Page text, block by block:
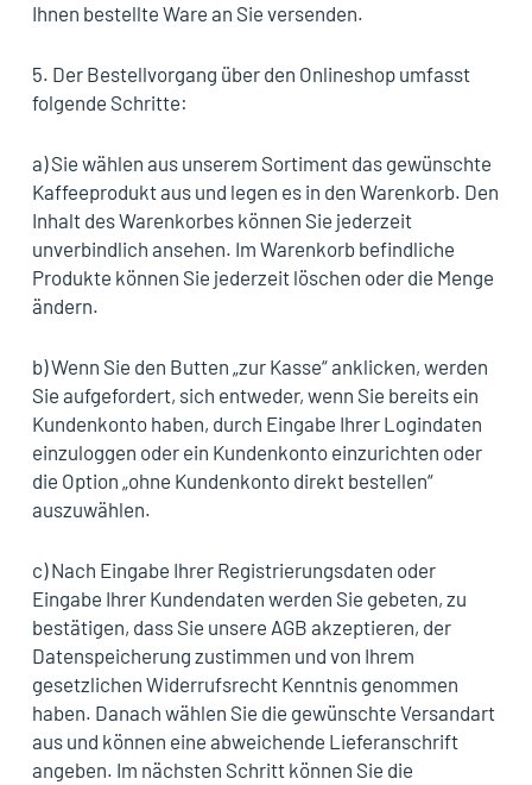
Ihnen bestellte Ware an Sie versenden.
5. Der Bestellvorgang über den Onlineshop umfasst
folgende Schritte:
a) Sie wählen aus unserem Sortiment das gewünschte
Kaffeeprodukt aus und legen es in den Warenkorb. Den
Inhalt des Warenkorbes können Sie jederzeit
unverbindlich ansehen. Im Warenkorb befindliche
Produkte können Sie jederzeit löschen oder die Menge
ändern.
b) Wenn Sie den Butten „zur Kasse“ anklicken, werden
Sie aufgefordert, sich entweder, wenn Sie bereits ein
Kundenkonto haben, durch Eingabe Ihrer Logindaten
einzuloggen oder ein Kundenkonto einzurichten oder
die Option „ohne Kundenkonto direkt bestellen“
auszuwählen.
c) Nach Eingabe Ihrer Registrierungsdaten oder
Eingabe Ihrer Kundendaten werden Sie gebeten, zu
bestätigen, dass Sie unsere AGB akzeptieren, der
Datenspeicherung zustimmen und von Ihrem
gesetzlichen Widerrufsrecht Kenntnis genommen
haben. Danach wählen Sie die gewünschte Versandart
aus und können eine abweichende Lieferanschrift
angeben. Im nächsten Schritt können Sie die